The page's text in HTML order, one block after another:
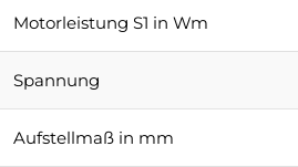
Motorleistung S1 in Wm
Spannung
Aufstellmaß in mm